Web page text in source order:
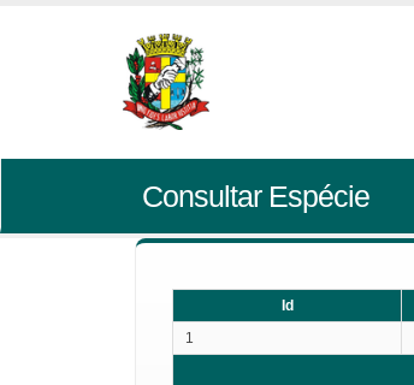
Consultar Espécie
Id
1